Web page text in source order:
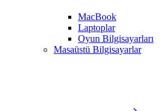
MacBook
Laptoplar
Oyun Bilgisayarları
Masaüstü Bilgisayarlar